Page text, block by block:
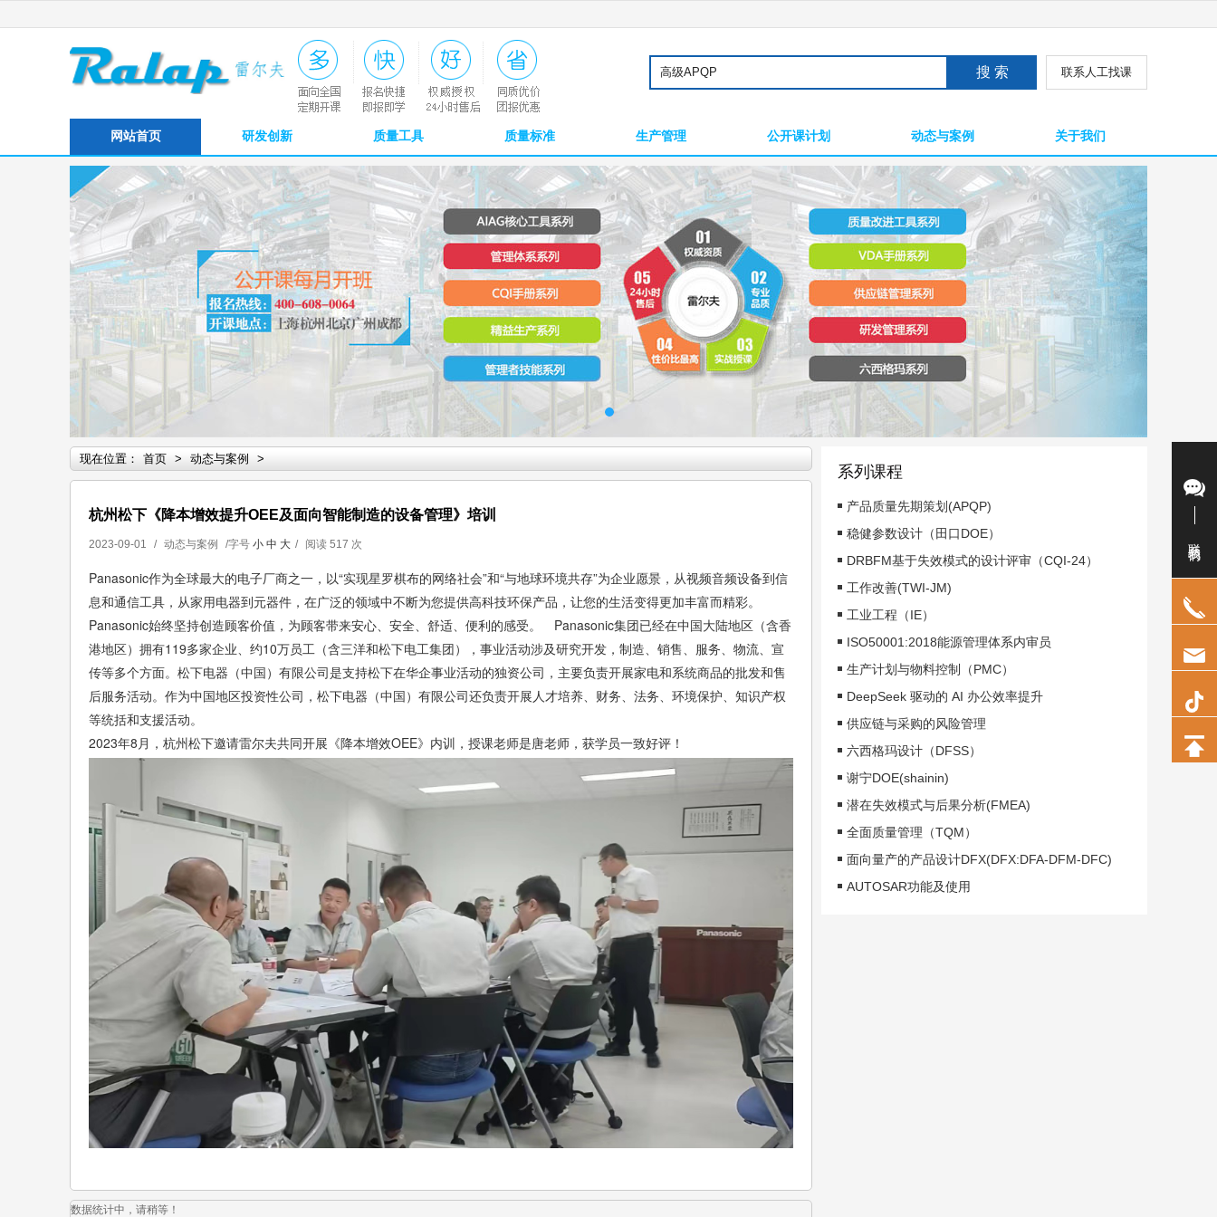
联系人工找课
网站首页 研发创新 质量工具 质量标准 生产管理 公开课计划 动态与案例 关于我们
现在位置： 首页 > 动态与案例 >
杭州松下《降本增效提升OEE及面向智能制造的设备管理》培训
2023-09-01 / 动态与案例 /字号 小 中 大 / 阅读 517 次
Panasonic作为全球最大的电子厂商之一，以“实现星罗棋布的网络社会”和“与地球环境共存”为企业愿景，从视频音频设备到信
息和通信工具，从家用电器到元器件，在广泛的领域中不断为您提供高科技环保产品，让您的生活变得更加丰富而精彩。
Panasonic始终坚持创造顾客价值，为顾客带来安心、安全、舒适、便利的感受。 Panasonic集团已经在中国大陆地区（含香
港地区）拥有119多家企业、约10万员工（含三洋和松下电工集团），事业活动涉及研究开发，制造、销售、服务、物流、宣
传等多个方面。松下电器（中国）有限公司是支持松下在华企事业活动的独资公司，主要负责开展家电和系统商品的批发和售
后服务活动。作为中国地区投资性公司，松下电器（中国）有限公司还负责开展人才培养、财务、法务、环境保护、知识产权
等统括和支援活动。
2023年8月，杭州松下邀请雷尔夫共同开展《降本增效OEE》内训，授课老师是唐老师，获学员一致好评！
数据统计中，请稍等！
系列课程
产品质量先期策划(APQP)
稳健参数设计（田口DOE）
DRBFM基于失效模式的设计评审（CQI-24）
工作改善(TWI-JM)
工业工程（IE）
ISO50001:2018能源管理体系内审员
生产计划与物料控制（PMC）
DeepSeek 驱动的 AI 办公效率提升
供应链与采购的风险管理
六西格玛设计（DFSS）
谢宁DOE(shainin)
潜在失效模式与后果分析(FMEA)
全面质量管理（TQM）
面向量产的产品设计DFX(DFX:DFA-DFM-DFC)
AUTOSAR功能及使用